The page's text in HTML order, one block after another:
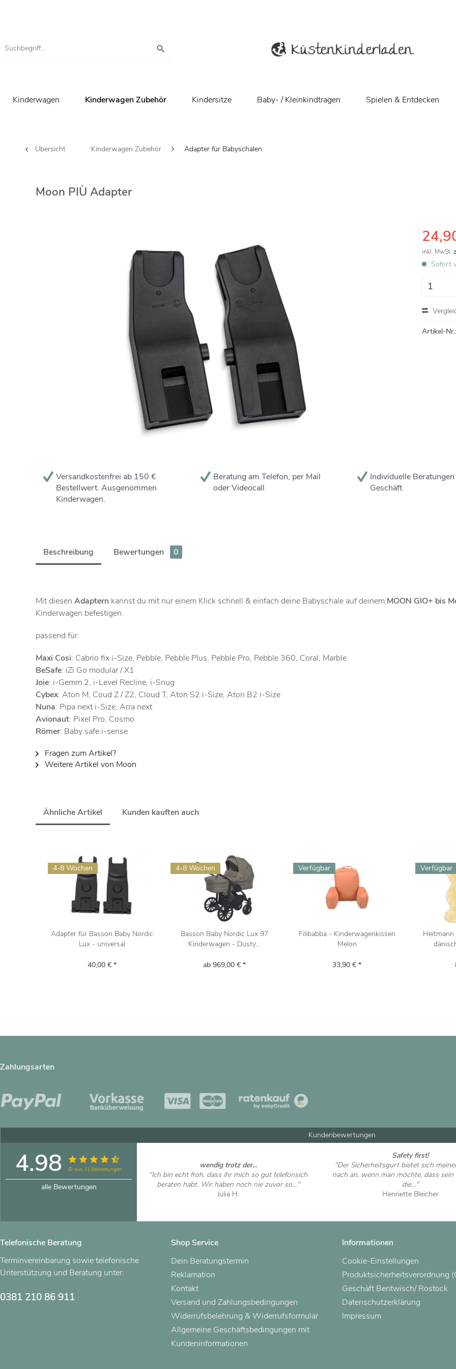
Kinderwagen Kinderwagen Zubehör Kindersitze Baby- / Kleinkindtragen Spielen & Entdecken
Übersicht Kinderwagen Zubehör Adapter für Babyschalen
Moon PIÙ Adapter
inkl. MwSt.
Sofort
Artikel-Nr.:
Versandkostenfrei ab 150 €
Bestellwert. Ausgenommen
Kinderwagen.
Beratung am Telefon, per Mail
oder Videocall
Individuelle
Geschäft
Beschreibung Bewertungen 0
Mit diesen Adaptern kannst du mit nur einem Klick schnell & einfach deine Babyschale auf deinem MOON GIO+ bis
Kinderwagen befestigen.
passend für:
Maxi Cosi: Cabrio fix i-Size, Pebble, Pebble Plus, Pebble Pro, Pebble 360, Coral, Marble
BeSafe: iZi Go modular / X1
Joie: i-Gemm 2, i-Level Recline, i-Snug
Cybex: Aton M, Coud Z / Z2, Cloud T, Aton S2 i-Size, Aton B2 i-Size
Nuna: Pipa next i-Size, Arra next
Avionaut: Pixel Pro, Cosmo
Römer: Baby safe i-sense
Fragen zum Artikel?
Weitere Artikel von Moon
Ähnliche Artikel Kunden kauften auch
4-8 Wochen
Adapter für Basson Baby Nordic
Lux - universal
40,00 € *
4-8 Wochen
Basson Baby Nordic Lux 97
Kinderwagen - Dusty...
ab 969,00 € *
Verfügbar
Filibabba - Kinderwagenkissen
Melon
33,90 € *
Verfügbar
Zahlungsarten
Kundenbewertungen
4.98∅ aus 31 Bewertungen
alle Bewertungen
wendig trotz der...
"Ich bin echt froh, dass ihr mich so gut telefonsich
beraten habt. Wir haben noch nie zuvor so..."
Julia H.
Safety first!
"Der Sicherheitsgurt bietet sich
nach an, wenn man möchte, dass sein
die..."
Henriette Bleicher
Telefonische Beratung
Terminvereinbarung sowie telefonische
Unterstützung und Beratung unter:
0381 210 86 911
Shop Service
Dein Beratungstermin
Reklamation
Kontakt
Versand und Zahlungsbedingungen
Widerrufsbelehrung & Widerrufsformular
Allgemeine Geschäftsbedingungen mit
Kundeninformationen
Informationen
Cookie-Einstellungen
Produktsicherheitsverordnung
Geschäft Bentwisch/ Rostock
Datenschutzerklärung
Impressum